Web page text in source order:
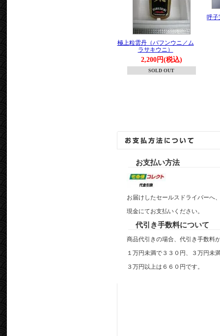
極上粒雲丹（バフンウニ／ム
ラサキウニ）
2,200円(税込)
SOLD OUT
呼子
お支払い方法
お届けしたセールスドライバーへ
現金にてお支払いください。
代引き手数料について
商品代引きの場合、代引き手数料
１万円未満で３３０円、３万円未
３万円以上は６６０円です。